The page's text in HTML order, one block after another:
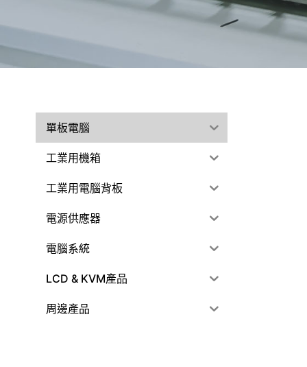
單板電腦
工業用機箱
工業用電腦背板
電源供應器
電腦系統
LCD & KVM產品
周邊產品